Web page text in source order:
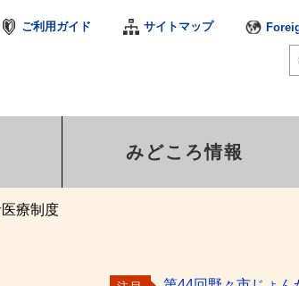
ご利用ガイド サイトマップ
みどころ情報
療制度